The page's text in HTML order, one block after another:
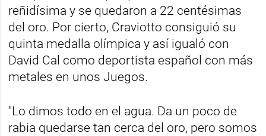
reñidísima y se quedaron a 22 centésimas
del oro. Por cierto, Craviotto consiguió su
quinta medalla olímpica y así igualó con
David Cal como deportista español con más
metales en unos Juegos.
"Lo dimos todo en el agua. Da un poco de
rabia quedarse tan cerca del oro, pero somos